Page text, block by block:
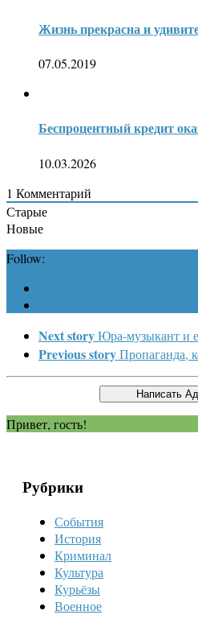
Жизнь прекрасна и
07.05.2019
Беспроцентный кредит
10.03.2026
1 Комментарий
Старые
Новые
Follow:
Next storyЮра-музыкант и
Previous storyПропаганда,
Привет, гость!
Рубрики
События
История
Криминал
Культура
Курьёзы
Военное